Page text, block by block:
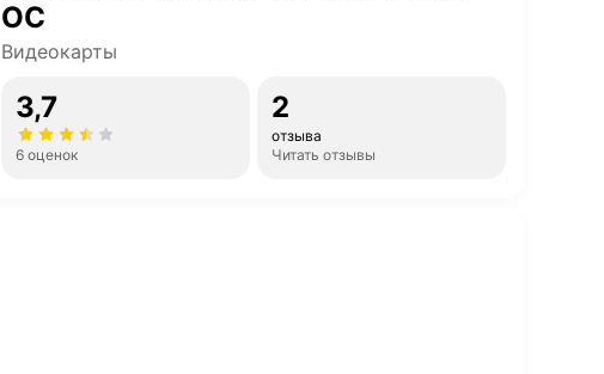
OC
Видеокарты
3,7
6 оценок
2
отзыва
Читать отзывы